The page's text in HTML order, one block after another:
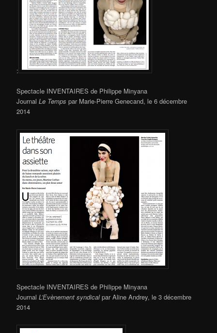
:
Spectacle INVENTAIRES de Philippe Minyana
Journal Le Temps par Marie-Pierre Genecand, le 6 décembre
2014
Spectacle INVENTAIRES de Philippe Minyana
JournalL’Evènement syndicalpar Aline Andrey, le 3 décembre
2014